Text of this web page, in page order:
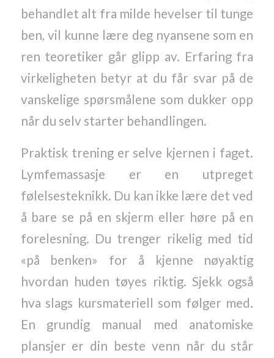
behandlet alt fra milde hevelser til tunge
ben, vil kunne lære deg nyansene som en
ren teoretiker går glipp av. Erfaring fra
virkeligheten betyr at du får svar på de
vanskelige spørsmålene som dukker opp
når du selv starter behandlingen.
Praktisk trening er selve kjernen i faget.
Lymfemassasje er en utpreget
følelsesteknikk. Du kan ikke lære det ved
å bare se på en skjerm eller høre på en
forelesning. Du trenger rikelig med tid
«på benken» for å kjenne nøyaktig
hvordan huden tøyes riktig. Sjekk også
hva slags kursmateriell som følger med.
En grundig manual med anatomiske
plansjer er din beste venn når du står